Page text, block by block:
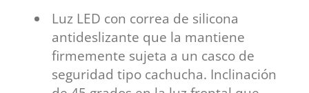
Luz LED con correa de silicona
antideslizante que la mantiene
firmemente sujeta a un casco de
seguridad tipo cachucha. Inclinación